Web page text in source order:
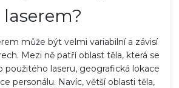
laserem?
může být velmi variabilní a závisí
Mezi ně patří oblast těla, která se
použitého laseru, geografická lokace
personálu. Navíc, větší oblasti těla,